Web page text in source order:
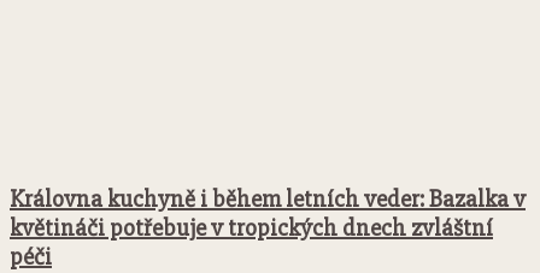
Královna kuchyně i během letních veder: Bazalka v
květináči potřebuje v tropických dnech zvláštní
péči